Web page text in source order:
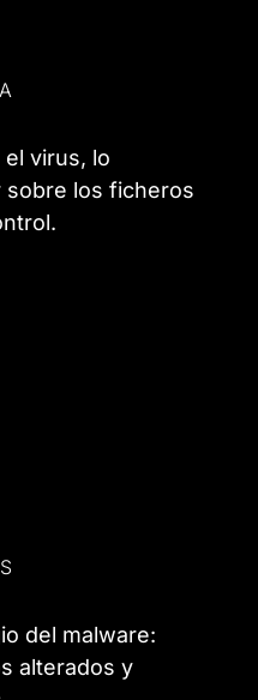
virus, lo
sobre los ficheros
del malware:
alterados y